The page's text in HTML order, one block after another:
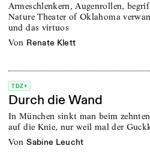
Armeschlenkern, Augenrollen,
Nature Theater of Oklahoma
und das virtuos
von Renate Klett
TDZ+
Durch die Wand
In München sinkt man beim
auf die Knie, nur weil mal der
von Sabine Leucht